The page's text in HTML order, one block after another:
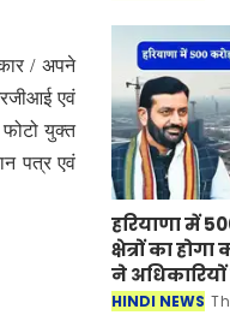
/ अपने
एवं
फोटो युक्त
पत्र एवं
हरियाणा में
क्षेत्रों का
ने
HINDI NEWS